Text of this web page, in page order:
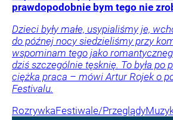
prawdopodobnie bym tego nie
Dzieci były małe, usypialiśmy je,
do późnej nocy siedzieliśmy przy
wspominam tego jako
dziś szczególnie tęsknię. To była po
ciężka praca – mówi Artur Rojek o
Festivalu.
RozrywkaFestiwale/Przeglądy